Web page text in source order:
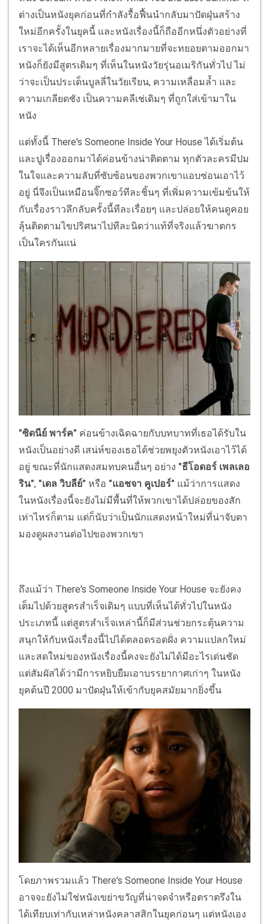
ต่างเป็นหนังยุคก่อนที่กำลังรื้อฟื้นนำกลับมาปัดฝุ่นสร้าง
ใหม่อีกครั้งในยุคนี้ และหนังเรื่องนี้ก็ถืออีกหนึ่งตัวอย่างที่
เราจะได้เห็นอีกหลายเรื่องมากมายที่จะทยอยตามออกมา
หนังก็ยังมีสูตรเดิมๆ ที่เห็นในหนังวัยรุ่นอเมริกันทั่วไป ไม่
ว่าจะเป็นประเด็นบูลลี่ในวัยเรียน, ความเหลื่อมล้ำ และ
ความเกลียดชัง เป็นความคลีเช่เดิมๆ ที่ถูกใส่เข้ามาใน
หนัง
แต่ทั้งนี้ There's Someone Inside Your House ได้เริ่มต้น
และปูเรื่องออกมาได้ค่อนข้างน่าติดตาม ทุกตัวละครมีปม
ในใจและความลับที่ซับซ้อนของพวกเขาแอบซ่อนเอาไว้
อยู่ นี่จึงเป็นเหมือนจิ๊กซอว์ทีละชิ้นๆ ที่เพิ่มความเข้มข้นให้
กับเรื่องราวลึกลับครั้งนี้ทีละเรื่อยๆ และปล่อยให้คนดูคอย
ลุ้นติดตามไขปริศนาไปทีละนิดว่าแท้ที่จริงแล้วฆาตกร
เป็นใครกันแน่
"ซิดนีย์ พาร์ค" ค่อนข้างเฉิดฉายกับบทบาทที่เธอได้รับใน
หนังเป็นอย่างดี เสน่ห์ของเธอได้ช่วยพยุงตัวหนังเอาไว้ได้
อยู่ ขณะที่นักแสดงสมทบคนอื่นๆ อย่าง "ธีโอดอร์ เพลเลอ
ริน", "เดล วิบลีย์" หรือ "แอชจา คูเปอร์" แม้ว่าการแสดง
ในหนังเรื่องนี้จะยังไม่มีพื้นที่ให้พวกเขาได้ปล่อยของสัก
เท่าไหร่ก็ตาม แต่ก็นับว่าเป็นนักแสดงหน้าใหม่ที่น่าจับตา
มองดูผลงานต่อไปของพวกเขา
ถึงแม้ว่า There's Someone Inside Your House จะยังคง
เต็มไปด้วยสูตรสำเร็จเดิมๆ แบบที่เห็นได้ทั่วไปในหนัง
ประเภทนี้ แต่สูตรสำเร็จเหล่านี้ก็มีส่วนช่วยกระตุ้นความ
สนุกให้กับหนังเรื่องนี้ไปได้ตลอดรอดฝั่ง ความแปลกใหม่
และสดใหม่ของหนังเรื่องนี้คงจะยังไม่ได้มีอะไรเด่นชัด
แต่สัมผัสได้ว่ามีการหยิบยืมเอาบรรยากาศเก่าๆ ในหนัง
ยุคต้นปี 2000 มาปัดฝุ่นให้เข้ากับยุคสมัยมากยิ่งขึ้น
โดยภาพรวมแล้ว There's Someone Inside Your House
อาจจะยังไม่ใช่หนังเขย่าขวัญที่น่าจดจำหรือตราตรึงใน
ได้เทียบเท่ากับเหล่าหนังคลาสสิกในยุคก่อนๆ แต่หนังเอง